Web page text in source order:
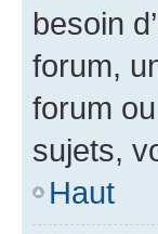
besoin
forum,
forum
sujets,
Haut